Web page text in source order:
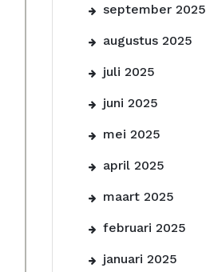
september 2025
augustus 2025
juli 2025
juni 2025
mei 2025
april 2025
maart 2025
februari 2025
januari 2025